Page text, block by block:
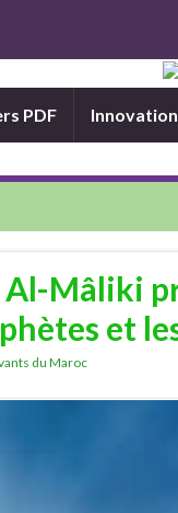
PDF
Al-Mâliki
et
du Maroc